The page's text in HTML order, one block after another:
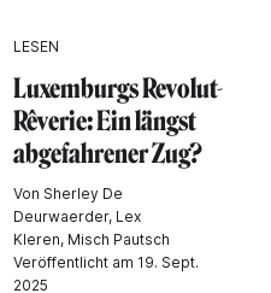
LESEN
Luxemburgs Revolut-
Rêverie: Ein längst
abgefahrener Zug?
Von Sherley De
Deurwaerder, Lex
Kleren, Misch Pautsch
Veröffentlicht am 19. Sept.
2025